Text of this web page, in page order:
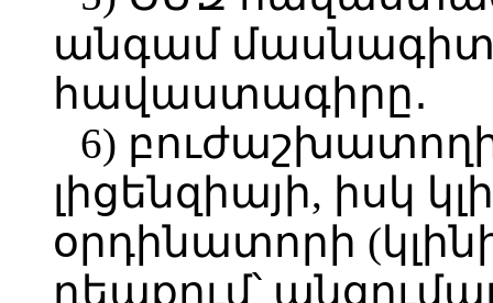
անգամ
հավաստագիրը․
6)
լիցենզիայի, իսկ
օրդինատորի
դեպքում՝